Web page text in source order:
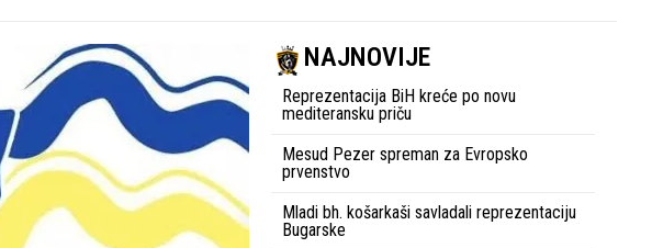
NAJNOVIJE
Reprezentacija BiH kreće po novu
mediteransku priču
Mesud Pezer spreman za Evropsko
prvenstvo
Mladi bh. košarkaši savladali reprezentaciju
Bugarske